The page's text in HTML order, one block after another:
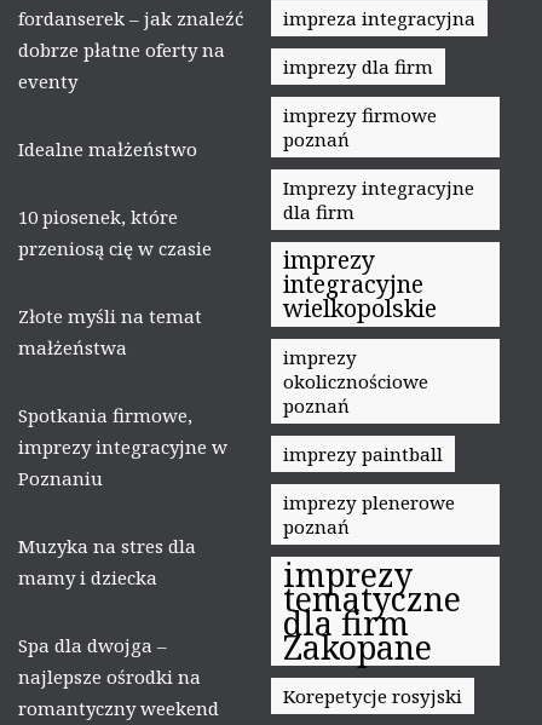
fordanserek – jak znaleźć
dobrze płatne oferty na
eventy
Idealne małżeństwo
10 piosenek, które
przeniosą cię w czasie
Złote myśli na temat
małżeństwa
Spotkania firmowe,
imprezy integracyjne w
Poznaniu
Muzyka na stres dla
mamy i dziecka
Spa dla dwojga –
najlepsze ośrodki na
romantyczny weekend
impreza integracyjna
imprezy dla firm
imprezy firmowe
poznań
Imprezy integracyjne
dla firm
imprezy
integracyjne
wielkopolskie
imprezy
okolicznościowe
poznań
imprezy paintball
imprezy plenerowe
poznań
imprezy
tematyczne
dla firm
Zakopane
Korepetycje rosyjski